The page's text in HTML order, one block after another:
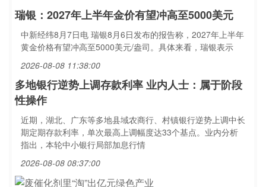
瑞银：2027年上半年金价有望冲高至5000美元
中新经纬8月7日电 瑞银8月6日发布的报告称，2027年上半年
黄金价格有望冲高至5000美元/盎司。具体来看，瑞银表示
2026-08-08 11:38:00
多地银行逆势上调存款利率 业内人士：属于阶段
性操作
近期，湖北、广东等多地县域农商行、村镇银行逆势上调中长
期定期存款利率，单次最高上调幅度达33个基点。业内分析
指出，本轮中小银行局部加息行情
2026-08-08 08:37:00